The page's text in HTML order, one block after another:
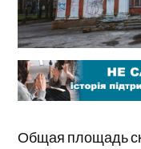
Общая площадь